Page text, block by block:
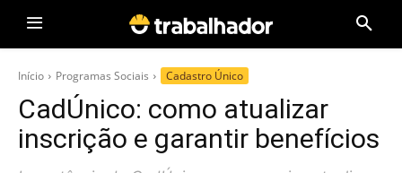
Início Programas Sociais Cadastro Único
CadÚnico: como atualizar
inscrição e garantir benefícios